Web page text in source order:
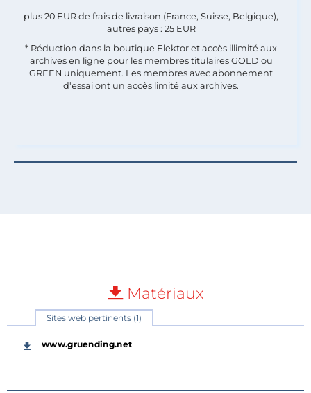
plus 20 EUR de frais de livraison (France, Suisse, Belgique),
autres pays : 25 EUR
* Réduction dans la boutique Elektor et accès illimité aux
archives en ligne pour les membres titulaires GOLD ou
GREEN uniquement. Les membres avec abonnement
d'essai ont un accès limité aux archives.
Matériaux
Sites web pertinents (1)
www.gruending.net